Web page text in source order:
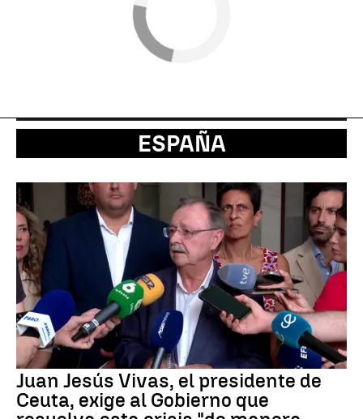
ESPAÑA
Juan Jesús Vivas, el presidente de
Ceuta, exige al Gobierno que